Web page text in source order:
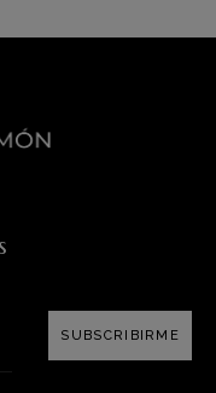
SUBSCRIBIRME